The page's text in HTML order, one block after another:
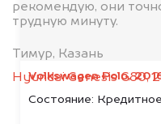
Volkswagen Polo,
Состояние: Кредитное
рекомендую, они
трудную минуту.
Тимур, Казань
Hyundai Genesis G80,